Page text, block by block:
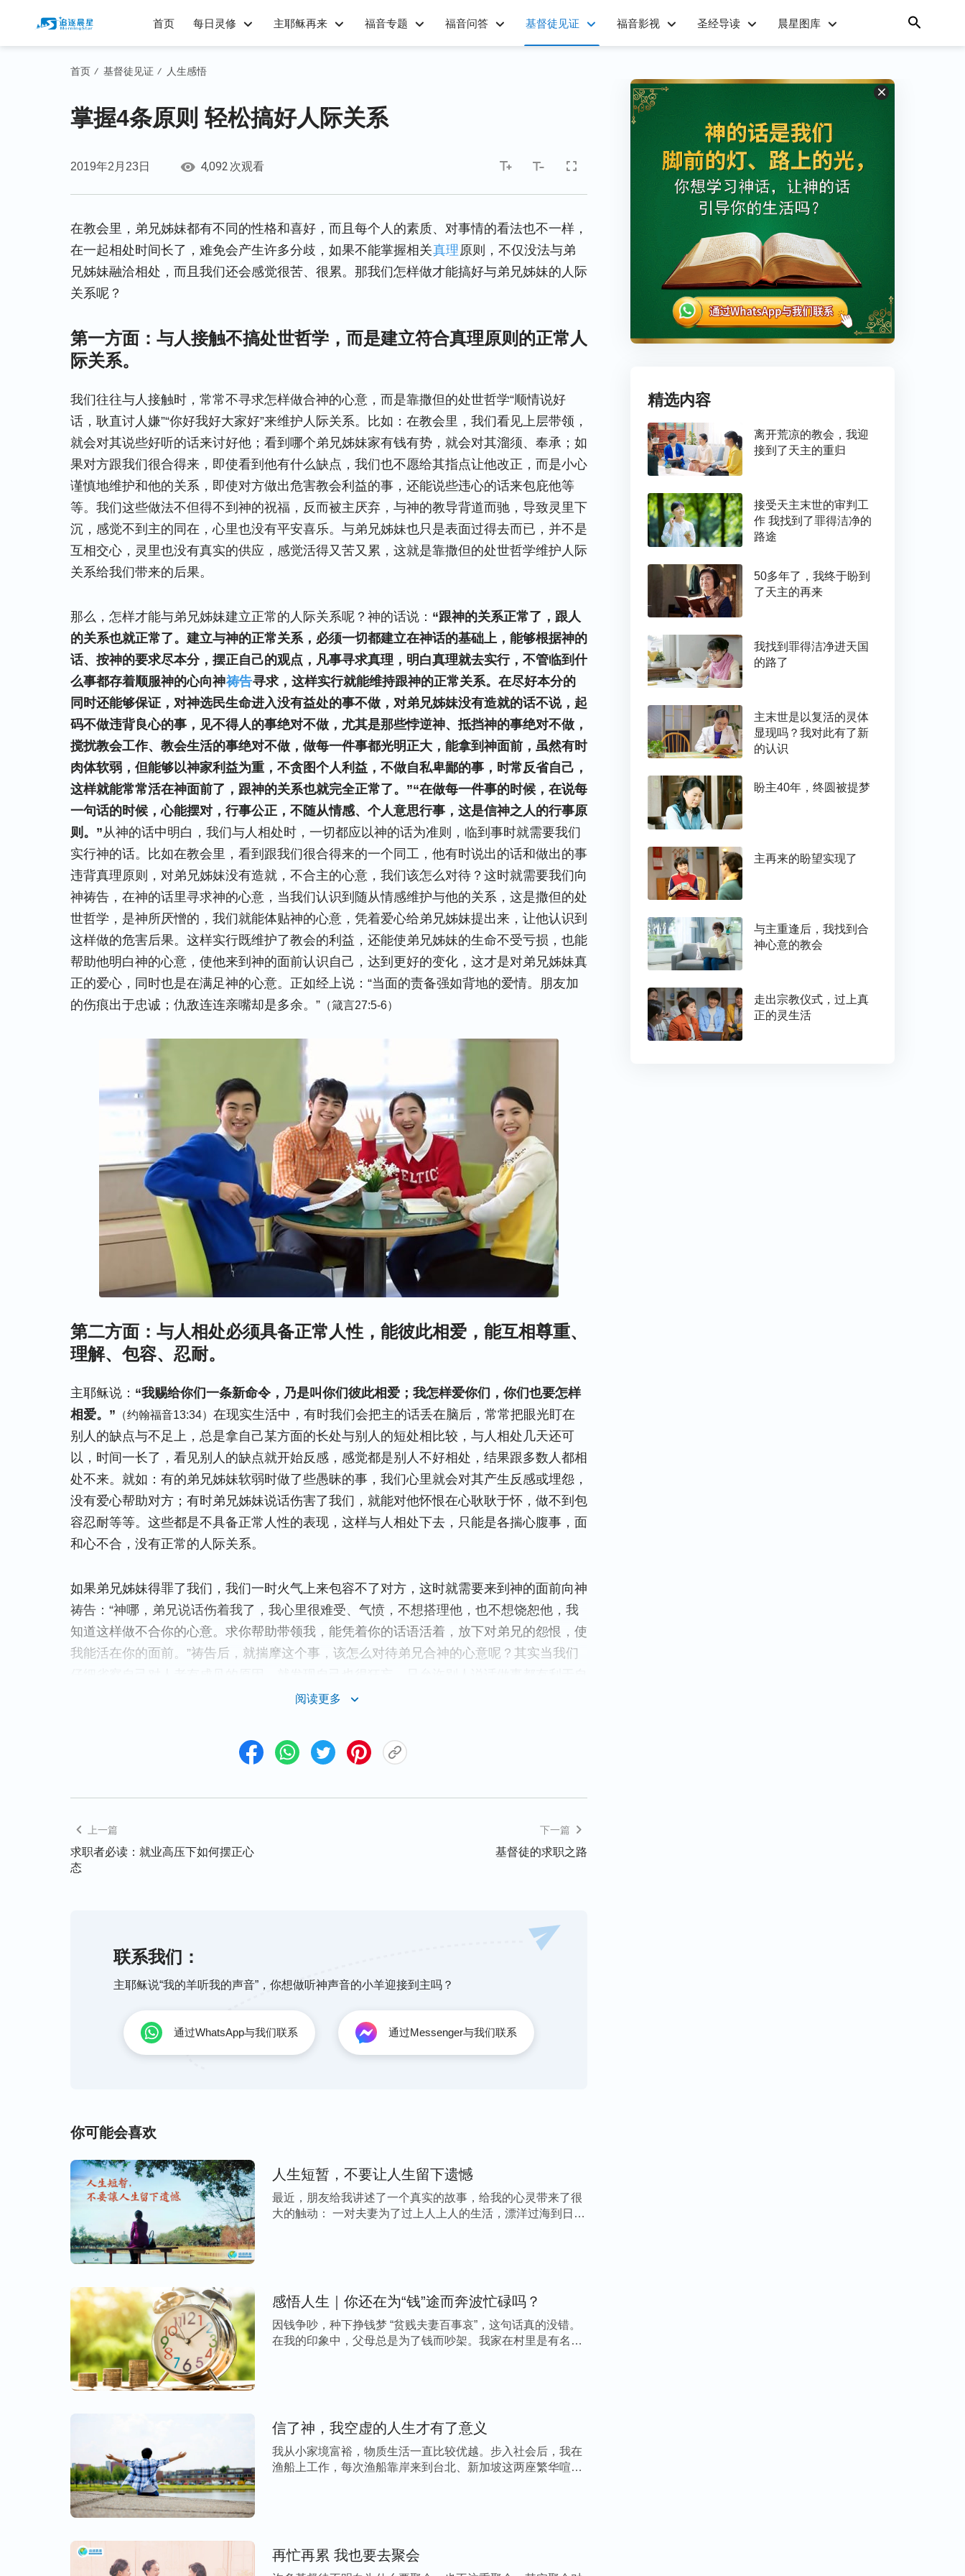
首页 每日灵修 主耶稣再来 福音专题 福音问答 基督徒见证 福音影视 圣经导读 晨星图库
首页 / 基督徒见证 / 人生感悟
掌握4条原则 轻松搞好人际关系
2019年2月23日 4,092 次观看
在教会里，弟兄姊妹都有不同的性格和喜好，而且每个人的素质、对事情的看法也不一样，
在一起相处时间长了，难免会产生许多分歧，如果不能掌握相关真理 原则，不仅没法与弟
兄姊妹融洽相处，而且我们还会感觉很苦、很累。那我们怎样做才能搞好与弟兄姊妹的人际
关系呢？
第一方面：与人接触不搞处世哲学，而是建立符合真理原则的正常人
际关系。
我们往往与人接触时，常常不寻求怎样做合神的心意，而是靠撒但的处世哲学“顺情说好
话，耿直讨人嫌”“你好我好大家好”来维护人际关系。比如：在教会里，我们看见上层带领，
就会对其说些好听的话来讨好他；看到哪个弟兄姊妹家有钱有势，就会对其溜须、奉承；如
果对方跟我们很合得来，即使看到他有什么缺点，我们也不愿给其指点让他改正，而是小心
谨慎地维护和他的关系，即使对方做出危害教会利益的事，还能说些违心的话来包庇他等
等。我们这些做法不但得不到神的祝福，反而被主厌弃，与神的教导背道而驰，导致灵里下
沉，感觉不到主的同在，心里也没有平安喜乐。与弟兄姊妹也只是表面过得去而已，并不是
互相交心，灵里也没有真实的供应，感觉活得又苦又累，这就是靠撒但的处世哲学维护人际
关系给我们带来的后果。
那么，怎样才能与弟兄姊妹建立正常的人际关系呢？神的话说： “跟神的关系正常了，跟人
的关系也就正常了。建立与神的正常关系，必须一切都建立在神话的基础上，能够根据神的
话、按神的要求尽本分，摆正自己的观点，凡事寻求真理，明白真理就去实行，不管临到什
么事都存着顺服神的心向神祷告寻求，这样实行就能维持跟神的正常关系。在尽好本分的
同时还能够保证，对神选民生命进入没有益处的事不做，对弟兄姊妹没有造就的话不说，起
码不做违背良心的事，见不得人的事绝对不做，尤其是那些悖逆神、抵挡神的事绝对不做，
搅扰教会工作、教会生活的事绝对不做，做每一件事都光明正大，能拿到神面前，虽然有时
肉体软弱，但能够以神家利益为重，不贪图个人利益，不做自私卑鄙的事，时常反省自己，
这样就能常常活在神面前了，跟神的关系也就完全正常了。”“在做每一件事的时候，在说每
一句话的时候，心能摆对，行事公正，不随从情感、个人意思行事，这是信神之人的行事原
则。”从神的话中明白，我们与人相处时，一切都应以神的话为准则，临到事时就需要我们
实行神的话。比如在教会里，看到跟我们很合得来的一个同工，他有时说出的话和做出的事
违背真理原则，对弟兄姊妹没有造就，不合主的心意，我们该怎么对待？这时就需要我们向
神祷告，在神的话里寻求神的心意，当我们认识到随从情感维护与他的关系，这是撒但的处
世哲学，是神所厌憎的，我们就能体贴神的心意，凭着爱心给弟兄姊妹提出来，让他认识到
这样做的危害后果。这样实行既维护了教会的利益，还能使弟兄姊妹的生命不受亏损，也能
帮助他明白神的心意，使他来到神的面前认识自己，达到更好的变化，这才是对弟兄姊妹真
正的爱心，同时也是在满足神的心意。正如经上说：“当面的责备强如背地的爱情。朋友加
的伤痕出于忠诚；仇敌连连亲嘴却是多余。” （箴言27:5-6）
第二方面：与人相处必须具备正常人性，能彼此相爱，能互相尊重、
理解、包容、忍耐。
主耶稣说： “我赐给你们一条新命令，乃是叫你们彼此相爱；我怎样爱你们，你们也要怎样
相爱。” （约翰福音13:34） 在现实生活中，有时我们会把主的话丢在脑后，常常把眼光盯在
别人的缺点与不足上，总是拿自己某方面的长处与别人的短处相比较，与人相处几天还可
以，时间一长了，看见别人的缺点就开始反感，感觉都是别人不好相处，结果跟多数人都相
处不来。就如：有的弟兄姊妹软弱时做了些愚昧的事，我们心里就会对其产生反感或埋怨，
没有爱心帮助对方；有时弟兄姊妹说话伤害了我们，就能对他怀恨在心耿耿于怀，做不到包
容忍耐等等。这些都是不具备正常人性的表现，这样与人相处下去，只能是各揣心腹事，面
和心不合，没有正常的人际关系。
如果弟兄姊妹得罪了我们，我们一时火气上来包容不了对方，这时就需要来到神的面前向神
祷告：“神哪，弟兄说话伤着我了，我心里很难受、气愤，不想搭理他，也不想饶恕他，我
知道这样做不合你的心意。求你帮助带领我，能凭着你的话语活着，放下对弟兄的怨恨，使
我能活在你的面前。”祷告后，就揣摩这个事，该怎么对待弟兄合神的心意呢？其实当我们
己，却不允许别人对自己说错话办错事，所以对弟兄姊妹就产生成见，不能忍耐、包容对
兄姊妹也会从中认识自己当实行进入的真理，这样我们都凭着神的话活在神面前了，对弟兄
姊妹也有了包容、忍耐，弟兄姊妹之间渐渐就能达到彼此相爱，关系也就正常了。
在生活中，我们常常为了自己的利益说谎欺骗，有时明知道自己在说谎，也不愿意敞开自
己，不愿让弟兄姊妹看到自己丑陋的那一面。这样与弟兄姊妹只是外表的交往，不是做诚实
神的话说：“弟兄姊妹在一起能够互相知心，能够互相帮助、供应，非得每个人都谈个人的
真实经历。你不谈个人的真实经历，只讲人所明白的字句道理，只讲些信神的道理、老生常
语言的沟通，没有心灵上的沟通，人与人之间不可能知心，不可能互相供应、互相帮助。
弟兄姊妹在一起不伪装、不包着裹着，都能谈个人的真实经历，把自己的所思所想、自己的
人。
在与人交往中，我们往往做不到公平公正地对待别人，不是偏这个，就是向那个，这是我们
每个人都存在的一个现实问题。如果我们这样对待人，就永远不会与人正常相处，久而久之
导致的结果就是弟兄姊妹相互不合，嫉妒纷争、互相排斥，我们这样与人相处活得很累，最
神的话说： “不管是弟兄姊妹还是带领工人，应该具备什么原则？毫无疑问的，都得根据神
的话、根据真理来对待，这样才公平合理。绝不能凭情感、凭喜好亲这个远那个，不能看谁
老实就欺负、看谁厉害就巴结，不能拉帮结伙搞派别斗争，更不能打击、排斥追求真理、尽
本分的人，必须得根据真理原则对待人，这就是对待人的原则，也是待人接物的原则。信神
外邦人的处世哲学，这是撒但性情，是撒但的逻辑。在神家，对待人的原则是什么？应该根
据真理原则来对待人，公平对待每一个弟兄姊妹。” 神要求我们对待弟兄姊妹不要亲一个远
一个，无论弟兄姊妹是愚拙还是聪明，或素质好孬，是贫是富，我们都应公平对待，不高看
人也不低估人，不拿弟兄姊妹一时的过犯大做文章加以定罪，做到有包容、有忍耐、有爱
心，不歧视，能一视同仁，不过高地要求弟兄姊妹。我们看到自己流露的败坏性情也不少，
与弟兄姊妹才会越来越和睦，越来越合神的心意，有神的爱伴随着我们，人际关系也必然越
阅读更多
上一篇
求职者必读：就业高压下如何摆正心
态
下一篇
基督徒的求职之路
联系我们：
主耶稣说“我的羊听我的声音”，你想做听神声音的小羊迎接到主吗？
通过WhatsApp与我们联系 通过Messenger与我们联系
你可能会喜欢
人生短暂，不要让人生留下遗憾
最近，朋友给我讲述了一个真实的故事，给我的心灵带来了很
大的触动： 一对夫妻为了过上人上人的生活，漂洋过海到日本
感悟人生｜你还在为“钱”途而奔波忙碌吗？
因钱争吵，种下挣钱梦 “贫贱夫妻百事哀”，这句话真的没错。
在我的印象中，父母总是为了钱而吵架。我家在村里是有名
信了神，我空虚的人生才有了意义
我从小家境富裕，物质生活一直比较优越。步入社会后，我在
渔船上工作，每次渔船靠岸来到台北、新加坡这两座繁华喧闹
再忙再累 我也要去聚会
精选内容
离开荒凉的教会，我迎
接到了天主的重归
接受天主末世的审判工
作 我找到了罪得洁净的
路途
50多年了，我终于盼到
了天主的再来
我找到罪得洁净进天国
的路了
主末世是以复活的灵体
显现吗？我对此有了新
的认识
盼主40年，终圆被提梦
主再来的盼望实现了
与主重逢后，我找到合
神心意的教会
走出宗教仪式，过上真
正的灵生活